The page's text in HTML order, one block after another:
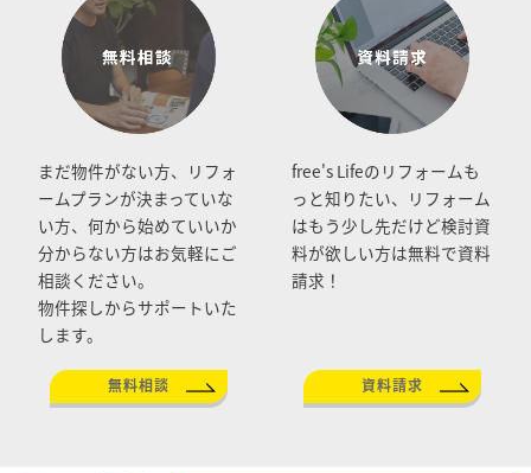
まだ物件がない方、リフォ
ームプランが決まっていな
い方、何から始めていいか
分からない方はお気軽にご
相談ください。
物件探しからサポートいた
します。
無料相談
free's Lifeのリフォームも
っと知りたい、リフォーム
はもう少し先だけど検討資
料が欲しい方は無料で資料
請求！
資料請求